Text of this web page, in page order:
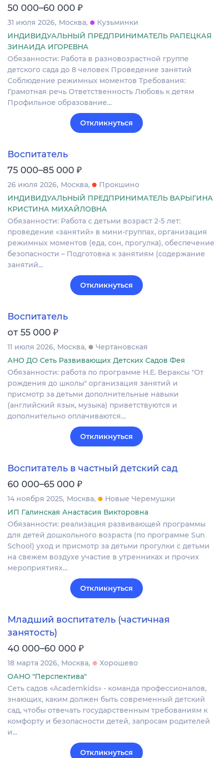
50 000–60 000 ₽
31 июля 2026 Москва
Кузьминки
ИНДИВИДУАЛЬНЫЙ ПРЕДПРИНИМАТЕЛЬ РАПЕЦКАЯ
ЗИНАИДА ИГОРЕВНА
Обязанности: Работа в разновозрастной группе
детского сада до 8 человек Проведение занятий
Соблюдение режимных моментов Требования:
Грамотная речь Ответственность Любовь к детям
Профильное образование…
Откликнуться
Воспитатель
75 000–85 000 ₽
26 июля 2026 Москва
Прокшино
ИНДИВИДУАЛЬНЫЙ ПРЕДПРИНИМАТЕЛЬ ВАРЫГИНА
КРИСТИНА МИХАЙЛОВНА
Обязанности: Работа с детьми возраст 2-5 лет:
проведение «занятий» в мини-группах, организация
режимных моментов (еда, сон, прогулка), обеспечение
безопасности – Подготовка к занятиям (содержание
занятий…
Откликнуться
Воспитатель
от 55 000 ₽
11 июля 2026 Москва
Чертановская
АНО ДО Сеть Развивающих Детских Садов Фея
Обязанности: работа по программе Н.Е. Вераксы "От
рождения до школы" организация занятий и
присмотр за детьми дополнительные навыки
(английский язык, музыка) приветствуются и
дополнительно оплачиваются…
Откликнуться
Воспитатель в частный детский сад
60 000–65 000 ₽
14 ноября 2025 Москва
Новые Черемушки
ИП Галинская Анастасия Викторовна
Обязанности: реализация развивающей программы
для детей дошкольного возраста (по программе Sun
School) уход и присмотр за детьми прогулки с детьми
на свежем воздухе участие в утренниках и прочих
мероприятиях…
Откликнуться
Младший воспитатель (частичная
занятость)
40 000–60 000 ₽
18 марта 2026 Москва
Хорошево
ОАНО "Перспектива"
Сеть садов «Academkids» - команда профессионалов,
знающих, каким должен быть современный детский
сад, чтобы отвечать государственным требованиям к
комфорту и безопасности детей, запросам родителей
и…
Откликнуться